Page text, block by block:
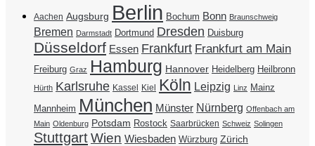
Aachen Augsburg Berlin Bochum Bonn Braunschweig
Bremen Darmstadt Dortmund Dresden Duisburg
Düsseldorf Essen Frankfurt Frankfurt am Main
Freiburg Graz Hamburg Hannover Heidelberg Heilbronn
Hürth Karlsruhe Kassel Kiel Köln Leipzig Linz Mainz
Mannheim München Münster Nürnberg Offenbach am
Main Oldenburg Potsdam Rostock Saarbrücken Schweiz Solingen
StuttgartWien Wiesbaden Würzburg Zürich